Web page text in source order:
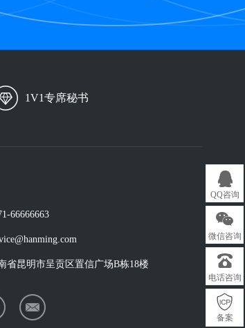
1V1专席秘书
66666663
省昆明市呈贡区置信广场B栋18楼
QQ咨询
微信咨询
电话咨询
备案